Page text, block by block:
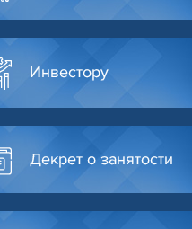
Инвестору
Декрет о занятости